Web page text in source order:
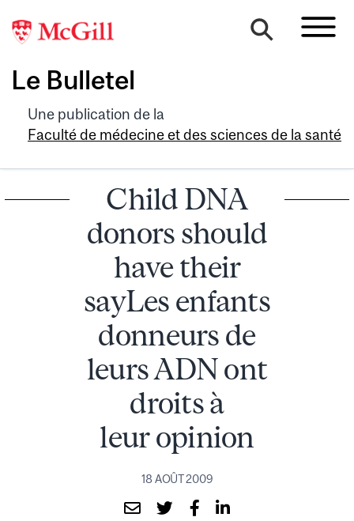
Le Bulletel
Une publication de la
Faculté de médecine et des sciences de la santé
Child DNA
donors should
have their
sayLes enfants
donneurs de
leurs ADN ont
droits à
leur opinion
18 AOÛT 2009